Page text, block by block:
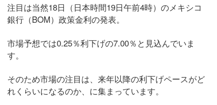
注目は当然18日（日本時間19日午前4時）のメキシコ
銀行（BOM）政策金利の発表。
市場予想では0.25％利下げの7.00％と見込んでいま
す。
そのため市場の注目は、来年以降の利下げペースがど
れくらいになるのか、に集まっています。